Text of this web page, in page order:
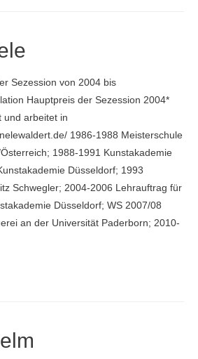
Sezession von 2004 bis
Hauptpreis der Sezession 2004*
und arbeitet in
1986-1988 Meisterschule
1988-1991 Kunstakademie
Düsseldorf; 1993
Schwegler; 2004-2006 Lehrauftrag für
Düsseldorf; WS 2007/08
an der Universität Paderborn; 2010-